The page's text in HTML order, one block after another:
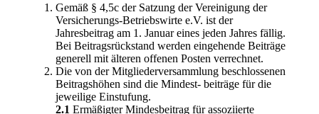
Gemäß § 4,5c der Satzung der Vereinigung der
Versicherungs-Betriebswirte e.V. ist der
Jahresbeitrag am 1. Januar eines jeden Jahres fällig.
Bei Beitragsrückstand werden eingehende Beiträge
generell mit älteren offenen Posten verrechnet.
Die von der Mitgliederversammlung beschlossenen
Beitragshöhen sind die Mindest- beiträge für die
jeweilige Einstufung.
2.1 Ermäßigter Mindesbeitrag für assoziierte